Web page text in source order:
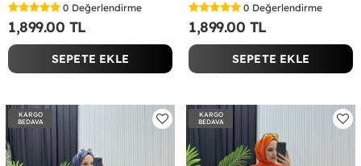
0 Değerlendirme
1,899.00 TL
SEPETE EKLE
0 Değerlendirme
1,899.00 TL
SEPETE EKLE
KARGO
BEDAVA
KARGO
BEDAVA